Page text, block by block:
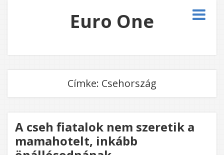
Euro One
Címke: Csehország
A cseh fiatalok nem szeretik a
mamahotelt, inkább